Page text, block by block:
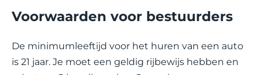
Voorwaarden voor bestuurders
De minimumleeftijd voor het huren van een auto
is 21 jaar. Je moet een geldig rijbewijs hebben en